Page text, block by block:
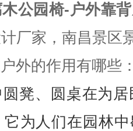
公园椅-户外靠
厂家，南昌景区
外的作用有哪些
凳、圆桌在为
为人们在园林